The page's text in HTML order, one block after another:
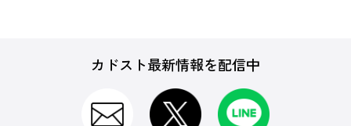
カドスト最新情報を配信中